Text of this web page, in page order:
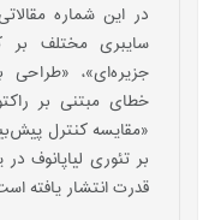
در این شماره
سایبری مختلف بر
جزیره‌ای»، «طراحی
خطای مبتنی بر
قدرت انتشار یافته